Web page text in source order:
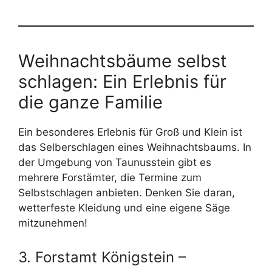
Weihnachtsbäume selbst
schlagen: Ein Erlebnis für
die ganze Familie
Ein besonderes Erlebnis für Groß und Klein ist
das Selberschlagen eines Weihnachtsbaums. In
der Umgebung von Taunusstein gibt es
mehrere Forstämter, die Termine zum
Selbstschlagen anbieten. Denken Sie daran,
wetterfeste Kleidung und eine eigene Säge
mitzunehmen!
3. Forstamt Königstein –